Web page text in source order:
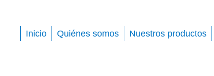
Inicio Quiénes somos Nuestros productos